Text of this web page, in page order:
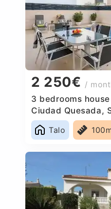
2 250€ /
3 bedrooms
Ciudad Quesada,
Talo